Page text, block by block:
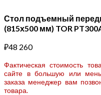
Стол подъемный
(815х500 мм) TOR
₽48 260
Фактическая стоимость
сайте в большую или
заказа менеджер вам
товара.